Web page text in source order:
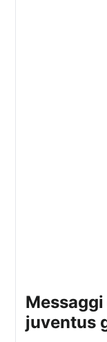
messaggi di mercato: perché la
juventus